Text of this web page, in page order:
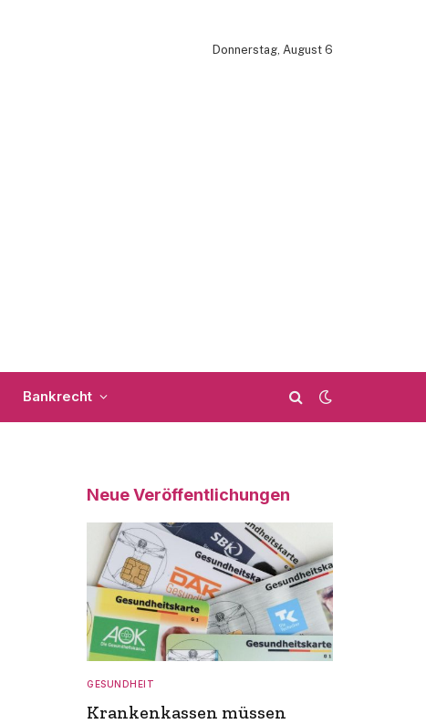
Donnerstag, August 6
Bankrecht
Neue Veröffentlichungen
GESUNDHEIT
Krankenkassen müssen